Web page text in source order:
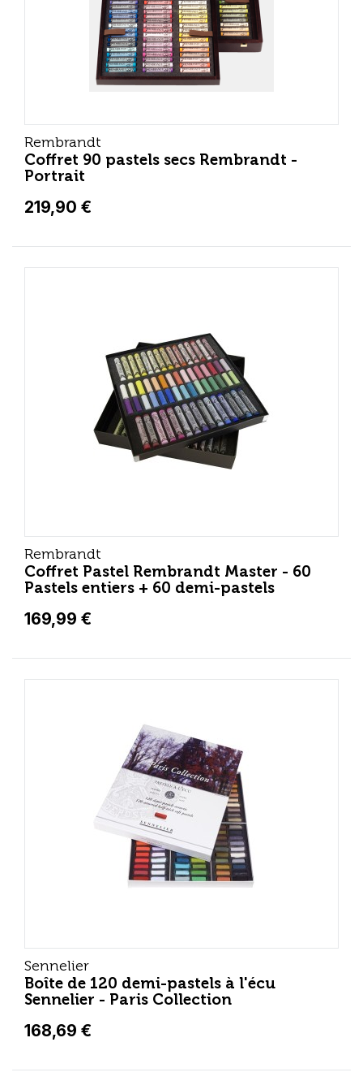
Rembrandt
Coffret 90 pastels secs Rembrandt -
Portrait
219,90 €
Rembrandt
Coffret Pastel Rembrandt Master - 60
Pastels entiers + 60 demi-pastels
169,99 €
Sennelier
Boîte de 120 demi-pastels à l'écu
Sennelier - Paris Collection
168,69 €